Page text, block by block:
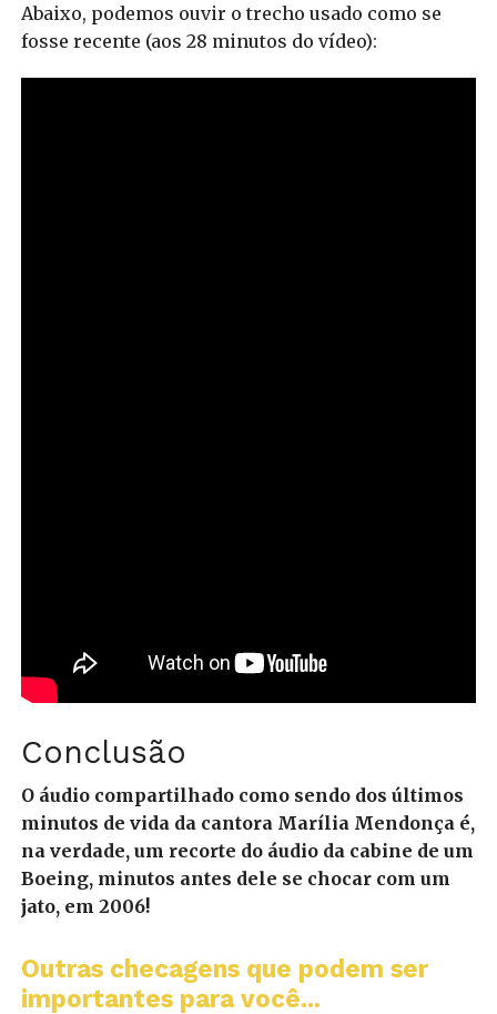
Abaixo, podemos ouvir o trecho usado como se
fosse recente (aos 28 minutos do vídeo):
Conclusão
O áudio compartilhado como sendo dos últimos
minutos de vida da cantora Marília Mendonça é,
na verdade, um recorte do áudio da cabine de um
Boeing, minutos antes dele se chocar com um
jato, em 2006!
Outras checagens que podem ser
importantes para você...